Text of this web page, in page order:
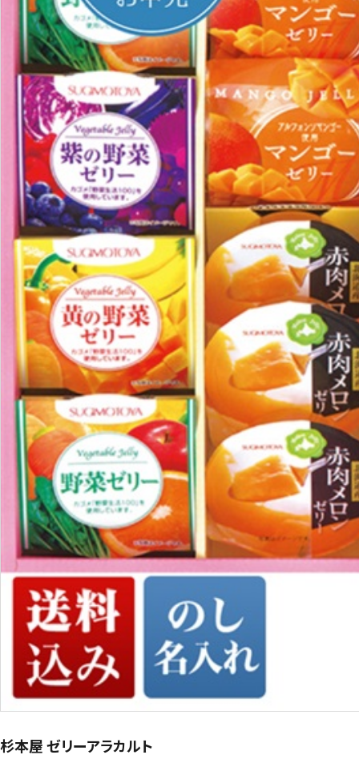
杉本屋 ゼリーアラカルト